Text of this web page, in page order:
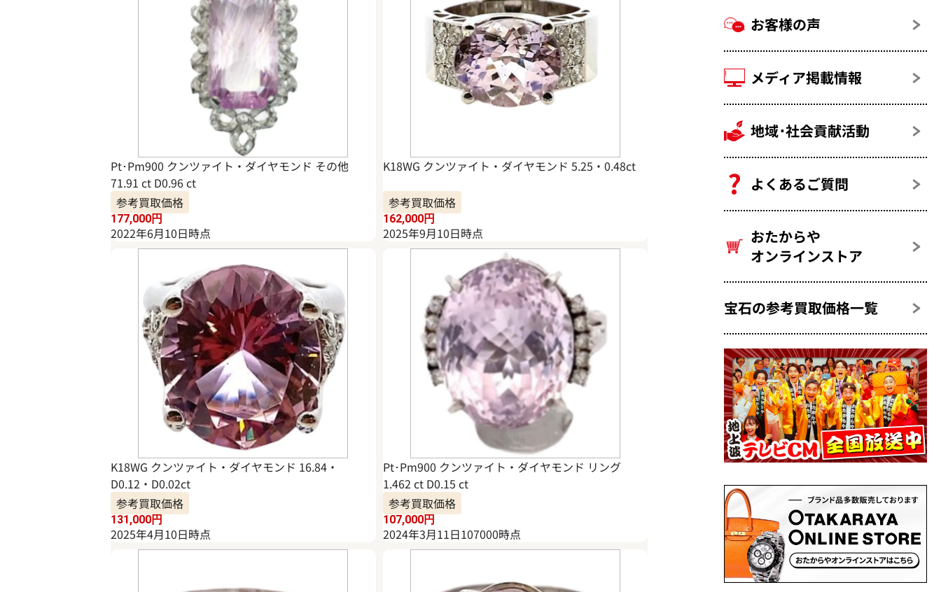
Pt･Pm900 クンツァイト・ダイヤモンド その他
71.91 ct D0.96 ct
参考買取価格
177,000円
2022年6月10日時点
K18WG クンツァイト・ダイヤモンド 5.25・0.48ct
参考買取価格
162,000円
2025年9月10日時点
K18WG クンツァイト・ダイヤモンド 16.84・
D0.12・D0.02ct
参考買取価格
131,000円
2025年4月10日時点
Pt･Pm900 クンツァイト・ダイヤモンド リング
1.462 ct D0.15 ct
参考買取価格
107,000円
2024年3月11日107000時点
お客様の声
メディア掲載情報
地域･社会貢献活動
よくあるご質問
おたからや
オンラインストア
宝石の参考買取価格一覧